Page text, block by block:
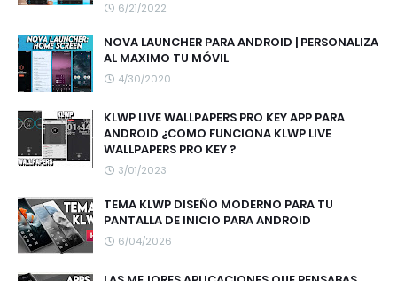
6/21/2022
NOVA LAUNCHER PARA ANDROID | PERSONALIZA
AL MAXIMO TU MÓVIL
4/30/2020
KLWP LIVE WALLPAPERS PRO KEY APP PARA
ANDROID ¿COMO FUNCIONA KLWP LIVE
WALLPAPERS PRO KEY ?
3/01/2023
TEMA KLWP DISEÑO MODERNO PARA TU
PANTALLA DE INICIO PARA ANDROID
6/04/2026